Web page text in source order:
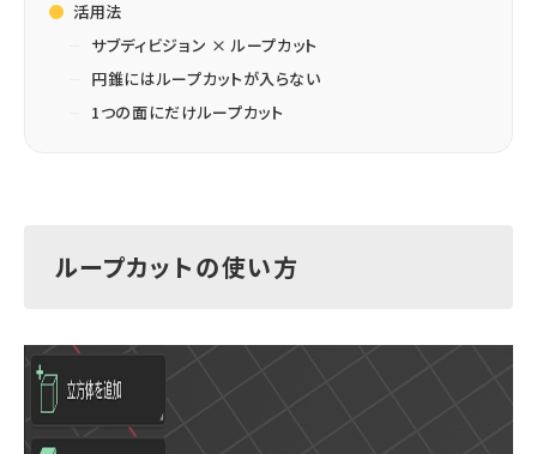
活用法
サブディビジョン × ループカット
円錐にはループカットが入らない
1つの面にだけループカット
ループカットの使い方